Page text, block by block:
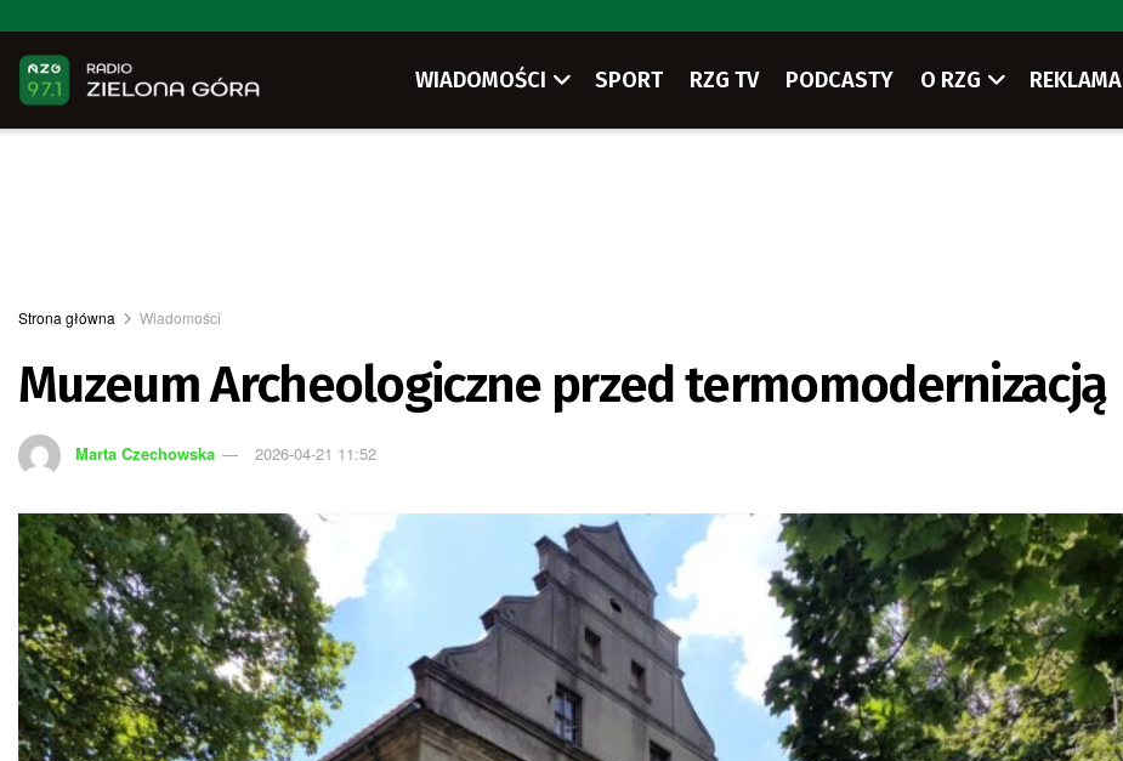
WIADOMOŚCI SPORT RZG TV PODCASTY O RZG REKLAMA
Strona główna Wiadomości
Muzeum Archeologiczne przed termomodernizacją
Marta Czechowska 2026-04-21 11:52